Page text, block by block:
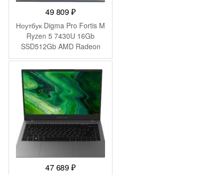
49 809₽
Ноутбук Digma Pro Fortis M
Ryzen 5 7430U 16Gb
SSD512Gb AMD Radeon
Graphics 15.6″ IPS FHD
(1920×1080) Windows 11
Pro grey WiFi BT Cam
4250mAh (DN15R5-
ADXW07)
47 689₽